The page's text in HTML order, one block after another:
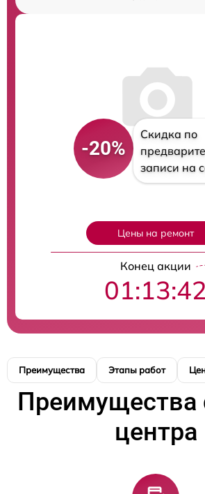
-20%
Скидка по
записи на
Цены на ремонт
Конец акции
01:13:41
Преимущества Этапы работ
Преимущества
центра